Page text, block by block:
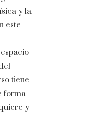
y la
este
tiene
forma
y